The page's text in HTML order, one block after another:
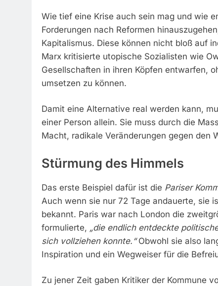
Wie tief eine Krise auch sein mag und wie
Forderungen nach Reformen
Kapitalismus. Diese können nicht bloß auf
Marx kritisierte utopische Sozialisten wie
Gesellschaften in ihren Köpfen entwarfen,
umsetzen zu können.
Damit eine Alternative real werden kann,
einer Person allein. Sie muss durch die
Macht, radikale Veränderungen gegen den
Stürmung des Himmels
Das erste Beispiel dafür ist die Pariser
Auch wenn sie nur 72 Tage andauerte, sie
bekannt. Paris war nach London die
formulierte, „die endlich entdeckte
sich vollziehen konnte.“Obwohl sie also
Inspiration und ein Wegweiser für die
Zu jener Zeit gaben Kritiker der Kommune